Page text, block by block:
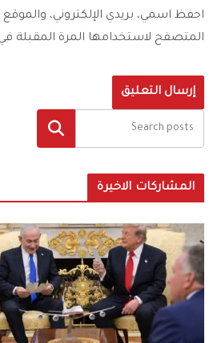
احفظ اسمي، بريدي الإلكتروني، والموقع
المتصفح لاستخدامها المرة المقبلة
البحث
المشاركات الاخيرة